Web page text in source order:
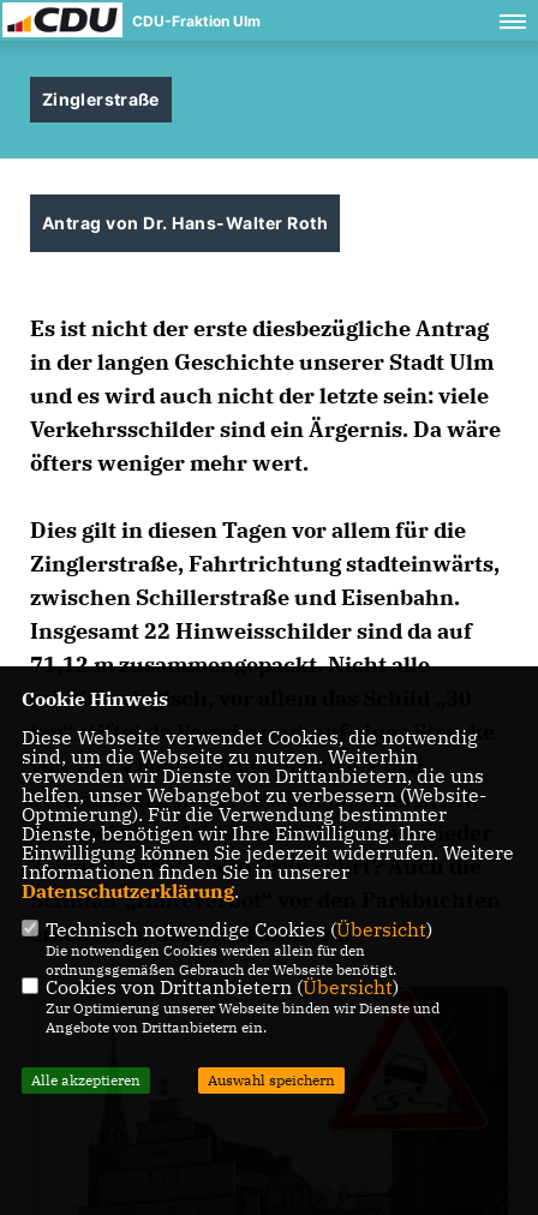
CDU-Fraktion Ulm
Zinglerstraße
Antrag von Dr. Hans-Walter Roth
Es ist nicht der erste diesbezügliche Antrag
in der langen Geschichte unserer Stadt Ulm
und es wird auch nicht der letzte sein: viele
Verkehrsschilder sind ein Ärgernis. Da wäre
öfters weniger mehr wert.
Dies gilt in diesen Tagen vor allem für die
Zinglerstraße, Fahrtrichtung stadteinwärts,
zwischen Schillerstraße und Eisenbahn.
Insgesamt 22 Hinweisschilder sind da auf
71,12 m zusammengepackt. Nicht alle
scheinen logisch, vor allem das Schild „30
km“ stiftet da Verwirrung: auf einer Strecke
von 17,24 Metern ist es gleich 4 x mal
vorhanden: mal nur des Nachts, mal nicht,
dann wieder nicht mehr nicht, dann wieder
Tag und Nacht. Dann freie Fahrt? Auch die
Schilder „Halteverbot“ vor den Parkbuchten
erscheinen mir nicht sinnvoll.
Cookie Hinweis
Diese Webseite verwendet Cookies, die notwendig
sind, um die Webseite zu nutzen. Weiterhin
verwenden wir Dienste von Drittanbietern, die uns
helfen, unser Webangebot zu verbessern (Website-
Optmierung). Für die Verwendung bestimmter
Dienste, benötigen wir Ihre Einwilligung. Ihre
Einwilligung können Sie jederzeit widerrufen. Weitere
Informationen finden Sie in unserer
Datenschutzerklärung.
Technisch notwendige Cookies (Übersicht)
Die notwendigen Cookies werden allein für den
ordnungsgemäßen Gebrauch der Webseite benötigt.
Cookies von Drittanbietern (Übersicht)
Zur Optimierung unserer Webseite binden wir Dienste und
Angebote von Drittanbietern ein.
Alle akzeptieren Auswahl speichern